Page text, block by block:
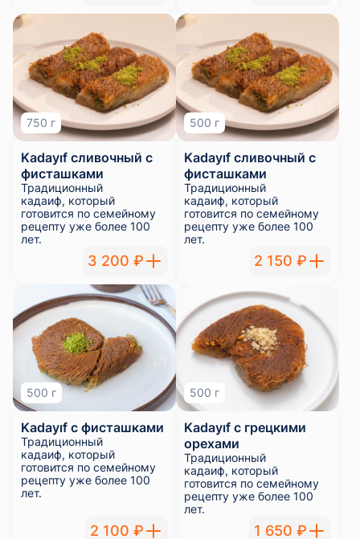
750 г
Kadayıf сливочный с
фисташками
Традиционный
кадаиф, который
готовится по семейному
рецепту уже более 100
лет.
3 200 ₽
500 г
Kadayıf сливочный с
фисташками
Традиционный
кадаиф, который
готовится по семейному
рецепту уже более 100
лет.
2 150 ₽
500 г
Kadayıf с фисташками
Традиционный
кадаиф, который
готовится по семейному
рецепту уже более 100
лет.
2 100 ₽
500 г
Kadayıf с грецкими
орехами
Традиционный
кадаиф, который
готовится по семейному
рецепту уже более 100
лет.
1 650 ₽